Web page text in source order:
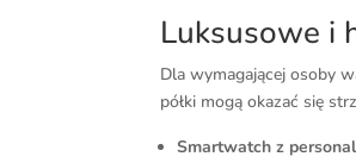
Luksusowe i
Dla wymagającej osoby
półki mogą okazać się
Smartwatch z